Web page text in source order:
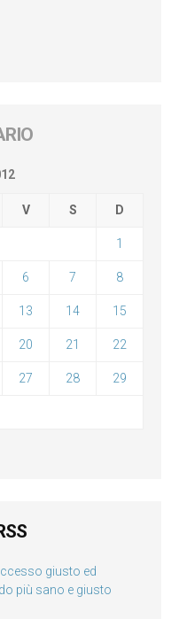
V S D
1
6 7 8
13 14 15
20 21 22
27 28 29
giusto ed
più sano e giusto